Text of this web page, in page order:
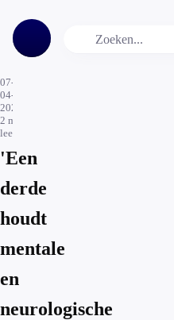
07-
04-
2021
2 min.
leestijd
'Een
derde
houdt
mentale
en
neurologische